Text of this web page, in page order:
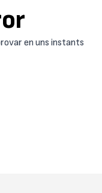
en uns instants